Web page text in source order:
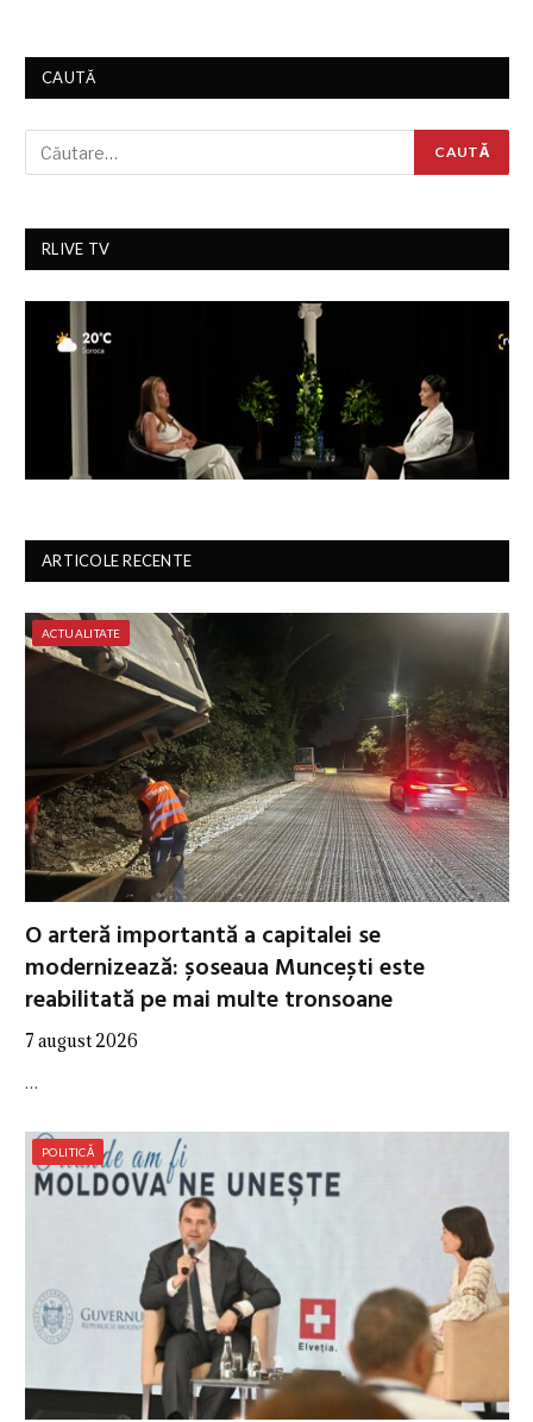
CAUTĂ
RLIVE TV
ARTICOLE RECENTE
ACTUALITATE
O arteră importantă a capitalei se
modernizează: șoseaua Muncești este
reabilitată pe mai multe tronsoane
7 august 2026
…
POLITICĂ